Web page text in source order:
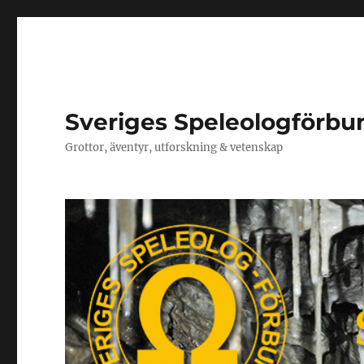
Sveriges
Grottor, äventyr, utforskning & vetenskap